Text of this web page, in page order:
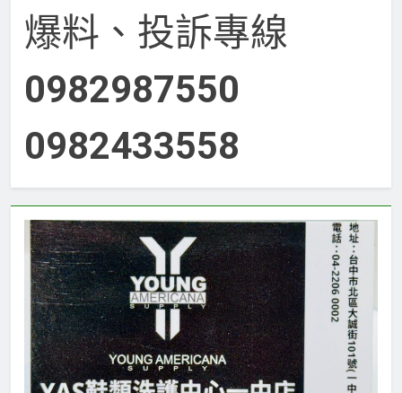
爆料、投訴專線
0982987550
0982433558